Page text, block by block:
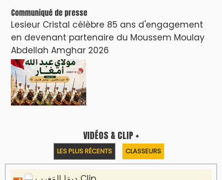
Communiqué de presse
Lesieur Cristal célèbre 85 ans d'engagement
en devenant partenaire du Moussem Moulay
Abdellah Amghar 2026
VIDÉOS & CLIP +
LES PLUS RÉCENTS CLASSEURS